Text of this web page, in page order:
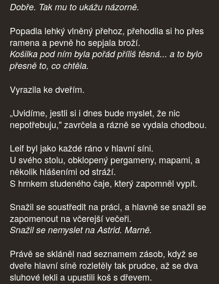
Dobře. Tak mu to ukážu názorně.
Popadla lehký vlněný přehoz, přehodila si ho přes
ramena a pevně ho sepjala broží.
Košilka pod ním byla pořád příliš těsná... a to bylo
přesně to, co chtěla.
Vyrazila ke dveřím.
„Uvidíme, jestli si i dnes bude myslet, že nic
nepotřebuju," zavrčela a rázně se vydala chodbou.
Leif byl jako každé ráno v hlavní síni.
U svého stolu, obklopený pergameny, mapami, a
několik hlášeními od stráží.
S hrnkem studeného čaje, který zapomněl vypít.
Snažil se soustředit na práci, a hlavně se snažil se
zapomenout na včerejší večeři.
Snažil se nemyslet na Astrid. Marně.
Právě se skláněl nad seznamem zásob, když se
dveře hlavní síně rozletěly tak prudce, až se dva
sluhové lekli a upustili koš s dřevem.